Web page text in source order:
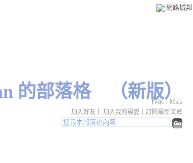
網路城邦
的部落格（新版）
加入好友 加入我的最愛 訂閱最新文章
作家：Mick